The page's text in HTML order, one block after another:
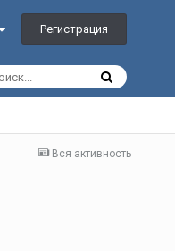
Регистрация
Вся активность